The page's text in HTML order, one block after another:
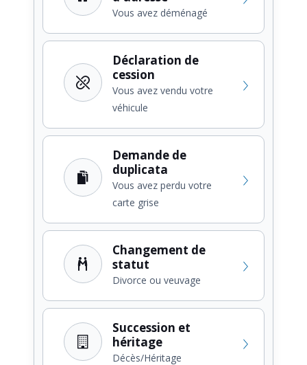
Vous avez déménagé
Déclaration de
cession
Vous avez vendu votre
véhicule
Demande de
duplicata
Vous avez perdu votre
carte grise
Changement de
statut
Divorce ou veuvage
Succession et
héritage
Décès/Héritage